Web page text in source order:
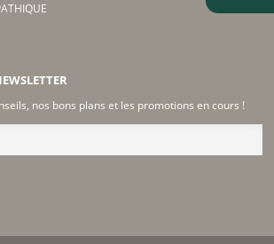
nos bons plans et les promotions en cours !